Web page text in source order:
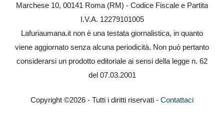
Marchese 10, 00141 Roma (RM) - Codice Fiscale e Partita
I.V.A. 12279101005
Lafuriaumana.it non è una testata giornalistica, in quanto
viene aggiornato senza alcuna periodicità. Non può pertanto
considerarsi un prodotto editoriale ai sensi della legge n. 62
del 07.03.2001
Copyright ©2026 - Tutti i diritti riservati - Contattaci